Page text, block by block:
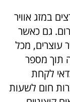
במזג אוויר
גם כאשר
עוצרים, מכל
תוך מספר
לקחת
חום לשעות